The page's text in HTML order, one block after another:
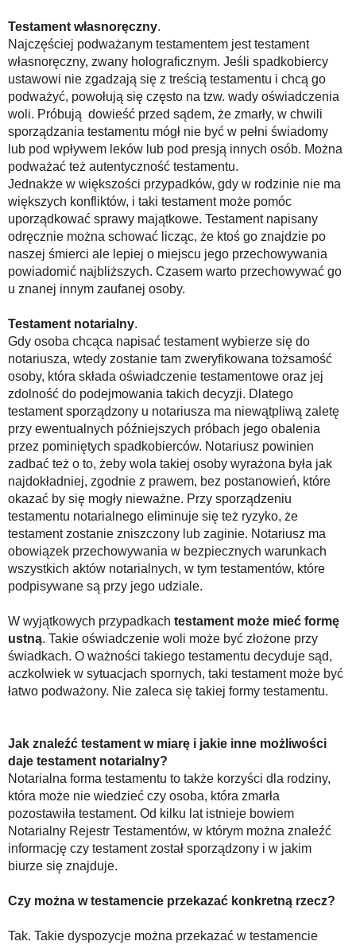
Testament własnoręczny.
Najczęściej podważanym testamentem jest testament
własnoręczny, zwany holograficznym. Jeśli spadkobiercy
ustawowi nie zgadzają się z treścią testamentu i chcą go
podważyć, powołują się często na tzw. wady oświadczenia
woli. Próbują dowieść przed sądem, że zmarły, w chwili
sporządzania testamentu mógł nie być w pełni świadomy
lub pod wpływem leków lub pod presją innych osób. Można
podważać też autentyczność testamentu.
Jednakże w większości przypadków, gdy w rodzinie nie ma
większych konfliktów, i taki testament może pomóc
uporządkować sprawy majątkowe. Testament napisany
odręcznie można schować licząc, że ktoś go znajdzie po
naszej śmierci ale lepiej o miejscu jego przechowywania
powiadomić najbliższych. Czasem warto przechowywać go
u znanej innym zaufanej osoby.
Testament notarialny.
Gdy osoba chcąca napisać testament wybierze się do
notariusza, wtedy zostanie tam zweryfikowana tożsamość
osoby, która składa oświadczenie testamentowe oraz jej
zdolność do podejmowania takich decyzji. Dlatego
testament sporządzony u notariusza ma niewątpliwą zaletę
przy ewentualnych późniejszych próbach jego obalenia
przez pominiętych spadkobierców. Notariusz powinien
zadbać też o to, żeby wola takiej osoby wyrażona była jak
najdokładniej, zgodnie z prawem, bez postanowień, które
okazać by się mogły nieważne. Przy sporządzeniu
testamentu notarialnego eliminuje się też ryzyko, że
testament zostanie zniszczony lub zaginie. Notariusz ma
obowiązek przechowywania w bezpiecznych warunkach
wszystkich aktów notarialnych, w tym testamentów, które
podpisywane są przy jego udziale.
W wyjątkowych przypadkach testament może mieć formę
ustną. Takie oświadczenie woli może być złożone przy
świadkach. O ważności takiego testamentu decyduje sąd,
aczkolwiek w sytuacjach spornych, taki testament może być
łatwo podważony. Nie zaleca się takiej formy testamentu.
Jak znaleźć testament w miarę i jakie inne możliwości
daje testament notarialny?
Notarialna forma testamentu to także korzyści dla rodziny,
która może nie wiedzieć czy osoba, która zmarła
pozostawiła testament. Od kilku lat istnieje bowiem
Notarialny Rejestr Testamentów, w którym można znaleźć
informację czy testament został sporządzony i w jakim
biurze się znajduje.
Czy można w testamencie przekazać konkretną rzecz?
Tak. Takie dyspozycje można przekazać w testamencie